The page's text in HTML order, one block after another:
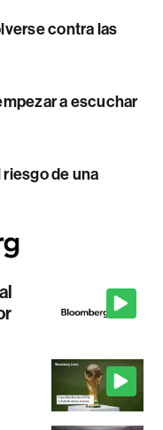
contra las
a escuchar
de una